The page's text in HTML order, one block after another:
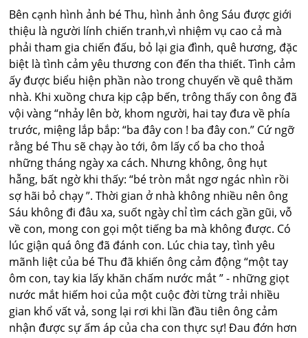
Bên cạnh hình ảnh bé Thu, hình ảnh ông Sáu được giới
thiệu là người lính chiến tranh,vì nhiệm vụ cao cả mà
phải tham gia chiến đấu, bỏ lại gia đình, quê hương, đặc
biệt là tình cảm yêu thương con đến tha thiết. Tình cảm
ấy được biểu hiện phần nào trong chuyến về quê thăm
nhà. Khi xuồng chưa kịp cập bến, trông thấy con ông đã
vội vàng “nhảy lên bờ, khom người, hai tay đưa về phía
trước, miệng lắp bắp: “ba đây con ! ba đây con.” Cứ ngỡ
rằng bé Thu sẽ chạy ào tới, ôm lấy cổ ba cho thoả
những tháng ngày xa cách. Nhưng không, ông hụt
hẫng, bất ngờ khi thấy: “bé tròn mắt ngơ ngác nhìn rồi
sợ hãi bỏ chạy ”. Thời gian ở nhà không nhiều nên ông
Sáu không đi đâu xa, suốt ngày chỉ tìm cách gần gũi, vỗ
về con, mong con gọi một tiếng ba mà không được. Có
lúc giận quá ông đã đánh con. Lúc chia tay, tình yêu
mãnh liệt của bé Thu đã khiến ông cảm động “một tay
ôm con, tay kia lấy khăn chấm nước mắt ” - những giọt
nước mắt hiếm hoi của một cuộc đời từng trải nhiều
gian khổ vất vả, song lại rơi khi lần đầu tiên ông cảm
nhận được sự ấm áp của cha con thực sự! Đau đớn hơn